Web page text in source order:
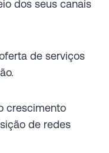
dos seus canais
de serviços
crescimento
de redes